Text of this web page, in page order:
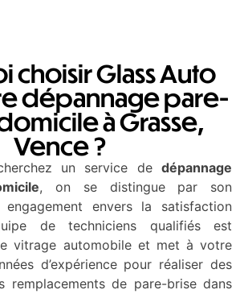
choisir Glass Auto
dépannage pare-
à Grasse,
Vence ?
un service de dépannage
, on se distingue par son
envers la satisfaction
de techniciens qualifiés est
vitrage automobile et met à votre
d’expérience pour réaliser des
remplacements de pare-brise dans